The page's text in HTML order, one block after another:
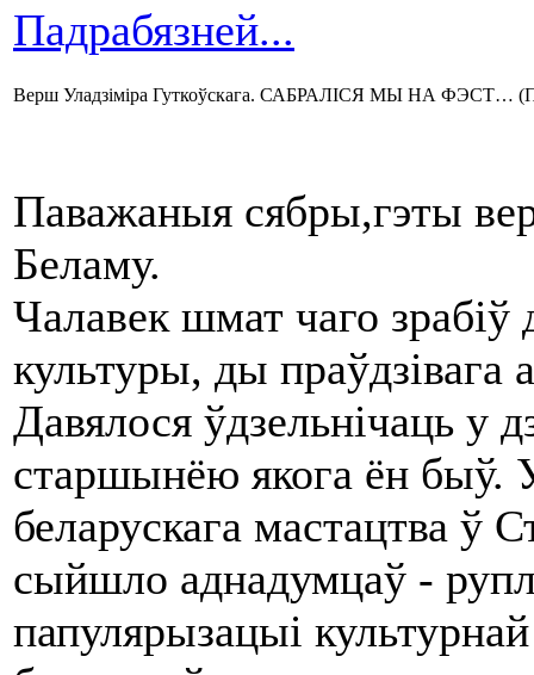
Падрабязней...
Верш Уладзіміра Гуткоўскага. САБРАЛІСЯ МЫ НА ФЭСТ…
Паважаныя сябры,гэты
Беламу.
Чалавек шмат чаго зрабіў
культуры, ды праўдзівага
Давялося ўдзельнічаць у
старшынёю якога ён быў.
беларускага мастацтва
сыйшло аднадумцаў -
папулярызацыі